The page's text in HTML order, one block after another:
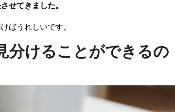
せてきました。
ばうれしいです。
けることができるの